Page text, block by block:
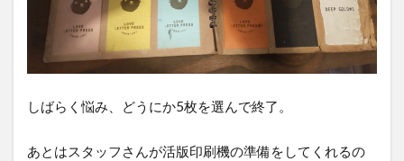
しばらく悩み、どうにか5枚を選んで終了。
あとはスタッフさんが活版印刷機の準備をしてくれるの